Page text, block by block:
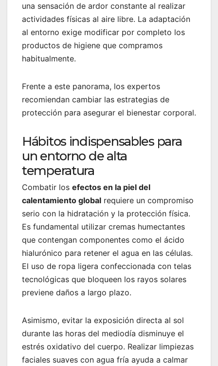
una sensación de ardor constante al realizar
actividades físicas al aire libre. La adaptación
al entorno exige modificar por completo los
productos de higiene que compramos
habitualmente.
Frente a este panorama, los expertos
recomiendan cambiar las estrategias de
protección para asegurar el bienestar corporal.
Hábitos indispensables para
un entorno de alta
temperatura
Combatir los efectos en la piel del
calentamiento global requiere un compromiso
serio con la hidratación y la protección física.
Es fundamental utilizar cremas humectantes
que contengan componentes como el ácido
hialurónico para retener el agua en las células.
El uso de ropa ligera confeccionada con telas
tecnológicas que bloqueen los rayos solares
previene daños a largo plazo.
Asimismo, evitar la exposición directa al sol
durante las horas del mediodía disminuye el
estrés oxidativo del cuerpo. Realizar limpiezas
faciales suaves con agua fría ayuda a calmar